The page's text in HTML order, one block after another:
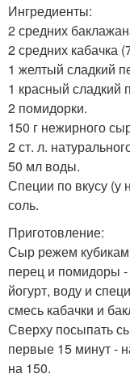
Ингредиенты:
2 средних
2 средних кабачка
1 желтый сладкий
1 красный сладкий
2 помидорки.
150 г нежирного
2 ст. л.
50 мл воды.
Специи по вкусу (у
соль.
Приготовление:
Сыр режем
перец и помидоры
йогурт, воду и
смесь кабачки и
Сверху посыпать
первые 15 минут -
на 150.